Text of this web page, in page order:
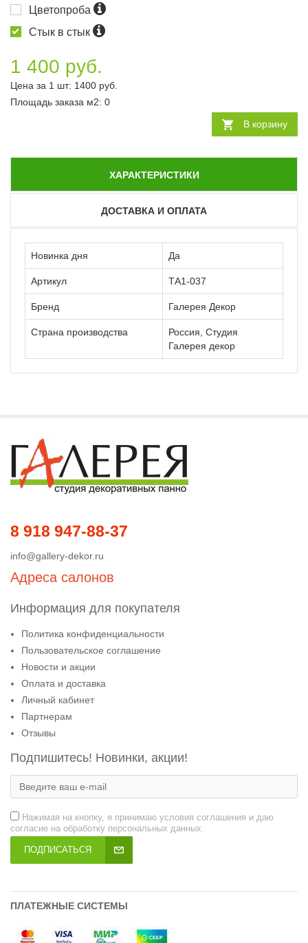
Цветопроба
Стык в стык
1 400 руб.
Цена за 1 шт: 1400 руб.
Площадь заказа м2: 0
В корзину
ХАРАКТЕРИСТИКИ
ДОСТАВКА И ОПЛАТА
Новинка дня Да
Артикул ТА1-037
Бренд Галерея Декор
Страна производства
Россия, Студия
Галерея декор
8 918 947-88-37
info@gallery-dekor.ru
Адреса салонов
Информация для покупателя
Политика конфиденциальности
Пользовательское соглашение
Новости и акции
Оплата и доставка
Личный кабинет
Партнерам
Отзывы
Подпишитесь! Новинки, акции!
Нажимая на кнопку, я принимаю условия соглашения и даю
согласие на обработку персональных данных.
ПОДПИСАТЬСЯ
ПЛАТЕЖНЫЕ СИСТЕМЫ